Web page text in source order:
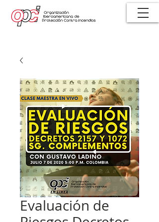
Evaluación de